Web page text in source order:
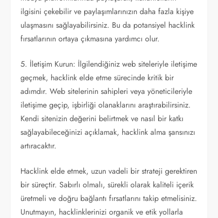
ilgisini çekebilir ve paylaşımlarınızın daha fazla kişiye
ulaşmasını sağlayabilirsiniz. Bu da potansiyel hacklink
fırsatlarının ortaya çıkmasına yardımcı olur.
5. İletişim Kurun: İlgilendiğiniz web siteleriyle iletişime
geçmek, hacklink elde etme sürecinde kritik bir
adımdır. Web sitelerinin sahipleri veya yöneticileriyle
iletişime geçip, işbirliği olanaklarını araştırabilirsiniz.
Kendi sitenizin değerini belirtmek ve nasıl bir katkı
sağlayabileceğinizi açıklamak, hacklink alma şansınızı
artıracaktır.
Hacklink elde etmek, uzun vadeli bir strateji gerektiren
bir süreçtir. Sabırlı olmalı, sürekli olarak kaliteli içerik
üretmeli ve doğru bağlantı fırsatlarını takip etmelisiniz.
Unutmayın, hacklinklerinizi organik ve etik yollarla